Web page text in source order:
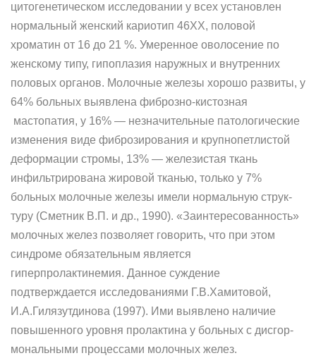
цитогенетическом исследовании у всех установлен
нормальный женский кариотип 46ХХ, половой
хроматин от 16 до 21 %. Умеренное оволосение по
женскому типу, ги­поплазия наружных и внутренних
половых органов. Молочные же­лезы хорошо развиты, у
64% больных выявлена фиброзно-кистозная
мастопатия, у 16% — незначительные патологические
изменения виде фиброзирования и крупнопетлистой
деформации стромы, 13% — железистая ткань
инфильтрирована жировой тканью, только у 7%
больных молочные железы имели нормальную струк­
туру (Сметник В.П. и др., 1990). «Заинтересованность»
молочных желез позволяет говорить, что при этом
синдроме обязательным является
гиперпролактинемия. Данное суждение
подтверждается ис­следованиями Г.В.Хамитовой,
И.А.Гилязутдинова (1997). Ими выяв­лено наличие
повышенного уровня пролактина у больных с дисгор-
мональными процессами молочных желез.